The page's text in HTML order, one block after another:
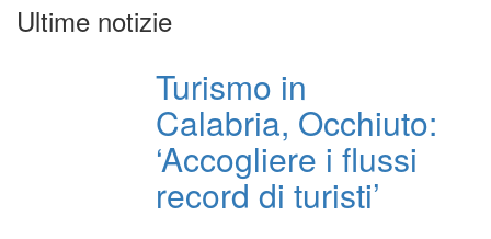
Ultime notizie
Turismo in
Calabria, Occhiuto:
‘Accogliere i flussi
record di turisti’